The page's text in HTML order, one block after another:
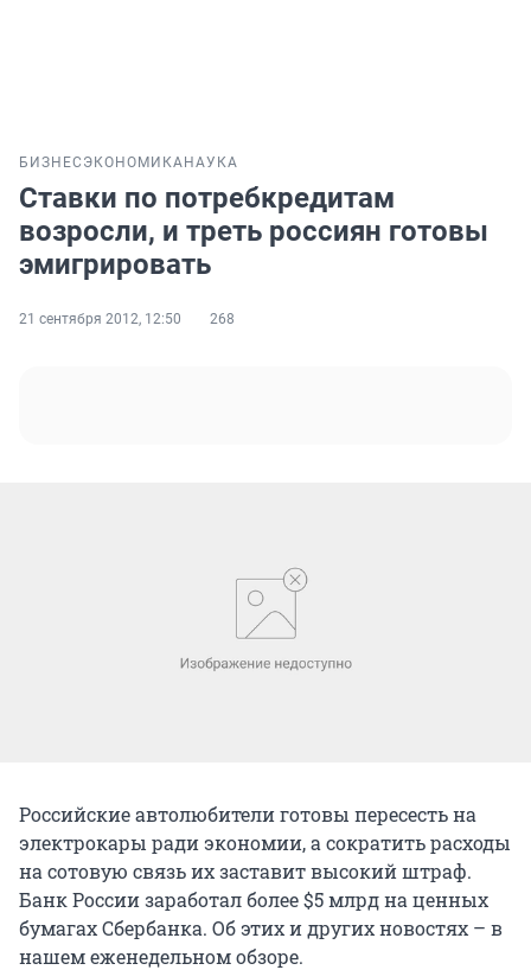
БИЗНЕС ЭКОНОМИКА НАУКА
Ставки по потребкредитам
возросли, и треть россиян готовы
эмигрировать
21 сентября 2012, 12:50 268
Российские автолюбители готовы пересесть на
электрокары ради экономии, а сократить расходы
на сотовую связь их заставит высокий штраф.
Банк России заработал более $5 млрд на ценных
бумагах Сбербанка. Об этих и других новостях – в
нашем еженедельном обзоре.